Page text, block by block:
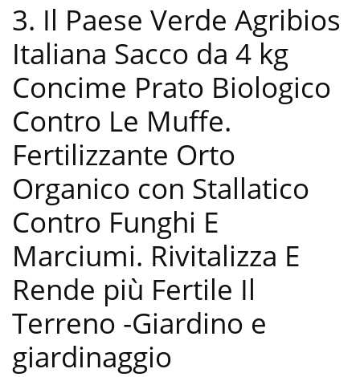
3. Il Paese Verde Agribios
Italiana Sacco da 4 kg
Concime Prato Biologico
Contro Le Muffe.
Fertilizzante Orto
Organico con Stallatico
Contro Funghi E
Marciumi. Rivitalizza E
Rende più Fertile Il
Terreno -Giardino e
giardinaggio